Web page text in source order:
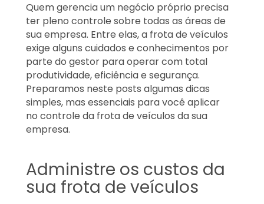
Quem gerencia um negócio próprio precisa
ter pleno controle sobre todas as áreas de
sua empresa. Entre elas, a frota de veículos
exige alguns cuidados e conhecimentos por
parte do gestor para operar com total
produtividade, eficiência e segurança.
Preparamos neste posts algumas dicas
simples, mas essenciais para você aplicar
no controle da frota de veículos da sua
empresa.
Administre os custos da
sua frota de veículos